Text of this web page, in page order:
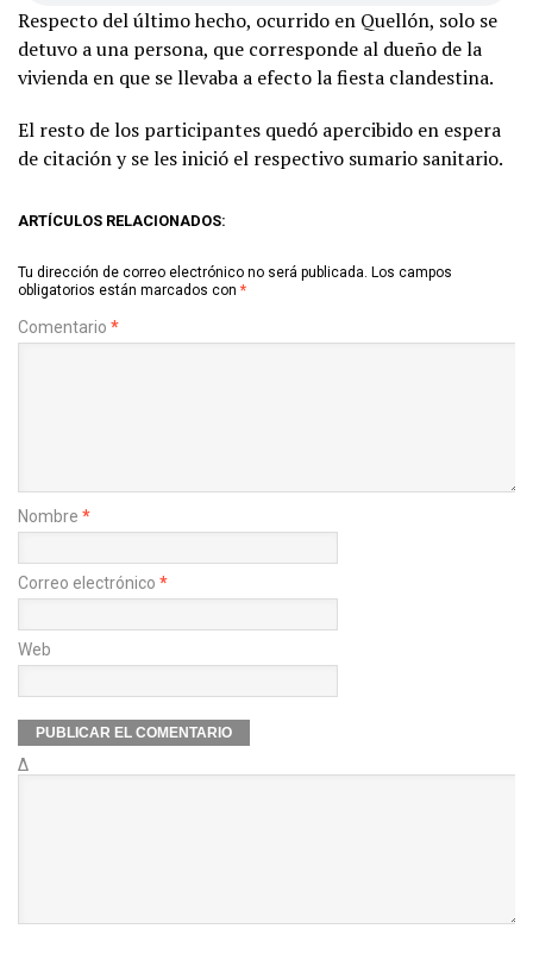
Respecto del último hecho, ocurrido en Quellón, solo se
detuvo a una persona, que corresponde al dueño de la
vivienda en que se llevaba a efecto la fiesta clandestina.
El resto de los participantes quedó apercibido en espera
de citación y se les inició el respectivo sumario sanitario.
ARTÍCULOS RELACIONADOS:
Tu dirección de correo electrónico no será publicada. Los campos
obligatorios están marcados con *
Comentario *
Nombre *
Correo electrónico *
Web
Δ